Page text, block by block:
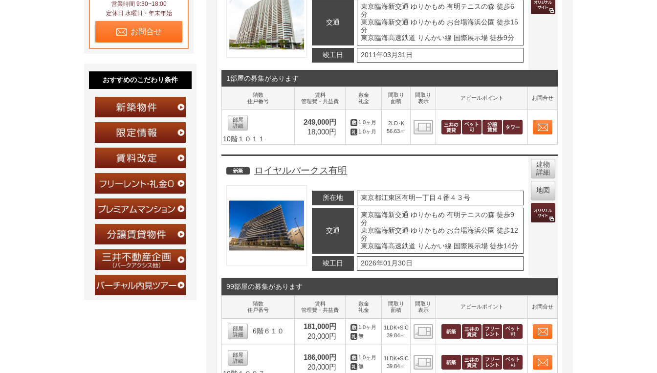
交通
東京臨海新交通 ゆりかもめ 有明テニスの森 徒歩6
分
東京臨海新交通 ゆりかもめ お台場海浜公園 徒歩15
分
東京臨海高速鉄道 りんかい線 国際展示場 徒歩9分
竣工日 2011年03月31日
1部屋の募集があります
階数
住戸番号
賃料
管理費・共益費
敷金
礼金
間取り
面積
間取り
表示
アピールポイント お問合せ
部屋
詳細
10階１０１１
249,000円
18,000円
1.0ヶ月
1.0ヶ月
2LD･K
56.63㎡
新築
ロイヤルパークス有明
所在地 東京都江東区有明一丁目４番４３号
交通
東京臨海新交通 ゆりかもめ 有明テニスの森 徒歩9
分
東京臨海新交通 ゆりかもめ お台場海浜公園 徒歩12
分
東京臨海高速鉄道 りんかい線 国際展示場 徒歩14分
竣工日 2026年01月30日
建物
詳細
地図
99部屋の募集があります
階数
住戸番号
賃料
管理費・共益費
敷金
礼金
間取り
面積
間取り
表示
アピールポイント お問合せ
部屋
詳細
6階６１０
181,000円
20,000円
1.0ヶ月
無
1LDK+SIC
39.84㎡
間取り表示
部屋
詳細
186,000円
20,000円
1.0ヶ月
無
1LDK+SIC
39.84㎡
沿線から探す
営業時間 9:30~18:00
定休日 水曜日・年末年始
お問合せ
おすすめのこだわり条件